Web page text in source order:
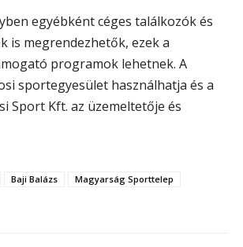
egyébként céges találkozók és
is megrendezhetők, ezek a
programok lehetnek. A
sportegyesület használhatja és a
Sport Kft. az üzemeltetője és
Baji Balázs
Magyarság Sporttelep